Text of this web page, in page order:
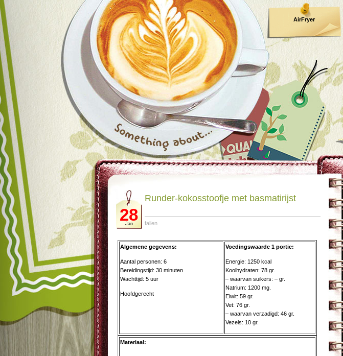
AirFryer
28
Jan
Runder-kokosstoofje met basmatirijst
falien
Algemene gegevens:
Aantal personen: 6
Bereidingstijd: 30 minuten
Wachttijd: 5 uur
Hoofdgerecht
Voedingswaarde 1 portie:
Energie: 1250 kcal
Koolhydraten: 78 gr.
– waarvan suikers: – gr.
Natrium: 1200 mg.
Eiwit: 59 gr.
Vet: 76 gr.
– waarvan verzadigd: 46 gr.
Vezels: 10 gr.
Materiaal: